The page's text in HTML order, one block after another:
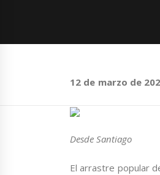
12 de marzo de
Desde Santiago
El arrastre popular